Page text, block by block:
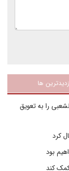
ها
را به تعویق
کرد
بود
کند